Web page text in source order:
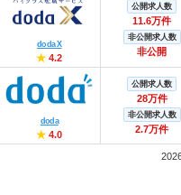
doda X
★ 4.2
公開求人数
11.6万件
非公開求人数
非公開
doda
★ 4.0
公開求人数
28万件
非公開求人数
2.7万件